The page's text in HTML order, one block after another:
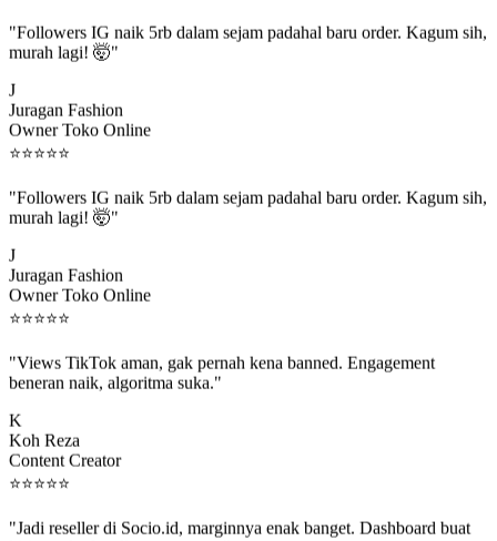
murah lagi! 🤯"
Juragan Fashion
Owner Toko Online
⭐⭐⭐⭐⭐
murah lagi! 🤯"
Juragan Fashion
Owner Toko Online
⭐⭐⭐⭐⭐
beneran naik, algoritma suka."
Koh Reza
Content Creator
⭐⭐⭐⭐⭐
kirim order ke client gampang."